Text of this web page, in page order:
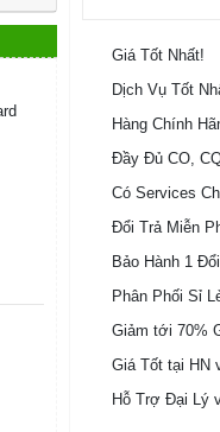
Giá Tốt Nhất!
Dịch Vụ Tốt
Hàng Chính
Đầy Đủ CO,
Có Services
Đổi Trả Miễn
Bảo Hành 1
Phân Phối Sỉ
Giảm tới 70%
Giá Tốt tại HN
Hỗ Trợ Đại Lý